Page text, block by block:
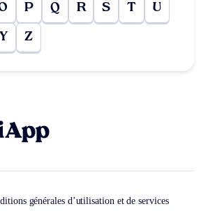
P Q R S T U
Y Z
générales d’utilisation et de services